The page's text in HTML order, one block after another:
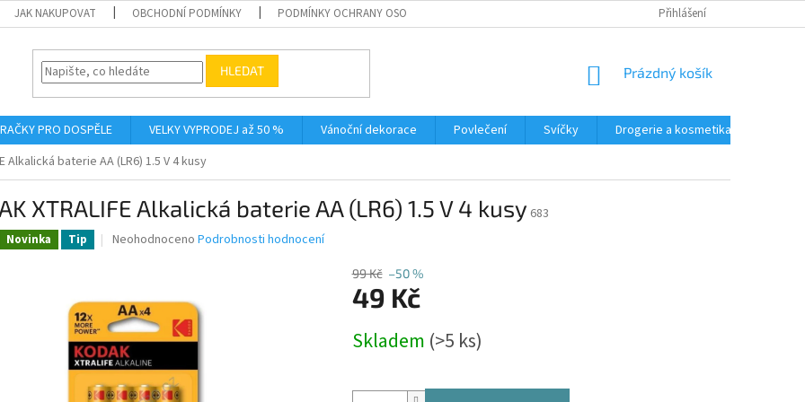
JAK NAKUPOVAT OBCHODNÍ PODMÍNKY PODMÍNKY OCHRANY OSOBNÍCH ÚDAJŮ Přihlášení
HLEDAT
NÁKUPNÍ
Prázdný košík
PRO DOSPĚLE VELKY VYPRODEJ až 50 % Vánoční dekorace Povlečení Svíčky Drogerie a kosmetika
Alkalická baterie AA (LR6) 1.5 V 4 kusy
XTRALIFE Alkalická baterie AA (LR6) 1.5 V 4 kusy 683
Novinka Tip
Průměrné
0,0
z
5
hvězdiček.
Neohodnoceno Podrobnosti hodnocení
99 Kč –50 %
49 Kč
cena:
Skladem (>5 ks)